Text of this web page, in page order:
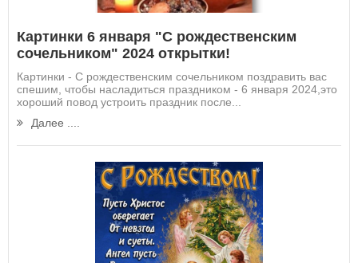
Картинки 6 января "С рождественским
сочельником" 2024 открытки!
Картинки - С рождественским сочельником поздравить вас
спешим, чтобы насладиться праздником - 6 января 2024,это
хороший повод устроить праздник после...
Далее ....